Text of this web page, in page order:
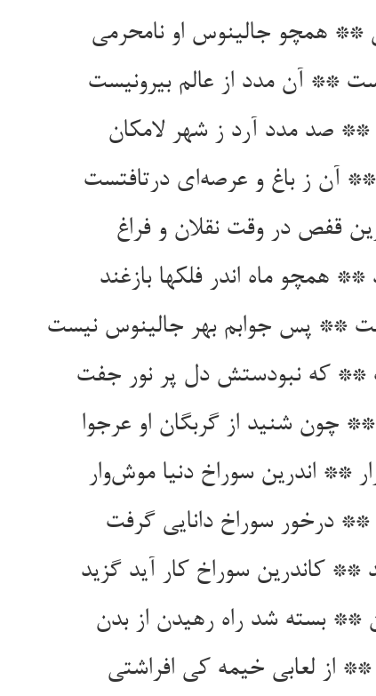
** همچو جالینوس او نامحرمی
** آن مدد از عالم بیرونیست
** صد مدد آرد ز شهر لامکان
آن ز باغ و عرصه‌ای درتافتست
قفص در وقت نقلان و فراغ
همچو ماه اندر فلکها بازغند
** پس جوابم بهر جالینوس نیست
** که نبودستش دل پر نور جفت
شنید از گربگان او عرجوا
اندرین سوراخ دنیا موش‌وار
درخور سوراخ دانایی گرفت
** کاندرین سوراخ کار آید گزید
** بسته شد راه رهیدن از بدن
از لعابی خیمه کی افراشتی